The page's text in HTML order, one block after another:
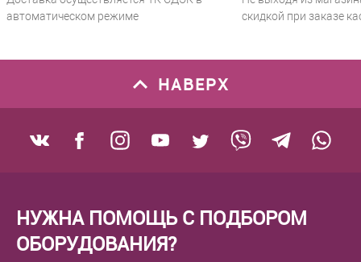
автоматическом режиме
скидкой при заказе
НАВЕРХ
НУЖНА ПОМОЩЬ С ПОДБОРОМ
ОБОРУДОВАНИЯ?